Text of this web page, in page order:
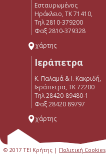
Εσταυρωμένος
Ηράκλειο, ΤΚ 71410,
Τηλ 2810-379200
Φαξ 2810-379328
χάρτης
Ιεράπετρα
Κ. Παλαμά & Ι. Κακριδή,
Ιεράπετρα, ΤΚ 72200
Tηλ 28420-89480-1
Φαξ 28420 89797
χάρτης
© 2017 ΤΕΙ Κρήτης | Πολιτική Cookies